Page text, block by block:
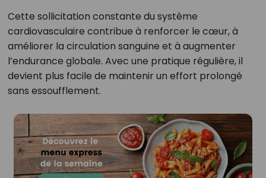
Cette sollicitation constante du système
cardiovasculaire contribue à renforcer le cœur, à
améliorer la circulation sanguine et à augmenter
l’endurance globale. Avec une pratique régulière, il
devient plus facile de maintenir un effort prolongé
sans essoufflement.